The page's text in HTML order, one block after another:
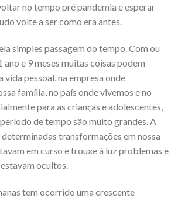
no tempo pré pandemia e esperar
volte a ser como era antes.
simples passagem do tempo. Com ou
ano e 9 meses muitas coisas podem
vida pessoal, na empresa onde
família, no país onde vivemos e no
para as crianças e adolescentes,
de tempo são muito grandes. A
transformações em nossa
em curso e trouxe à luz problemas e
ocultos.
tem ocorrido uma crescente